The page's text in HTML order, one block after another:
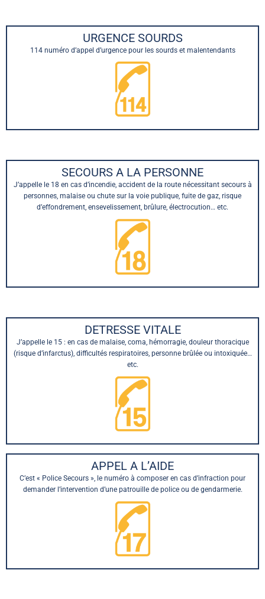
URGENCE SOURDS
114 numéro d’appel d’urgence pour les sourds et malentendants
SECOURS A LA PERSONNE
J’appelle le 18 en cas d’incendie, accident de la route nécessitant secours à
personnes, malaise ou chute sur la voie publique, fuite de gaz, risque
d’effondrement, ensevelissement, brûlure, électrocution… etc.
DETRESSE VITALE
J’appelle le 15 : en cas de malaise, coma, hémorragie, douleur thoracique
(risque d’infarctus), difficultés respiratoires, personne brûlée ou intoxiquée…
etc.
APPEL A L’AIDE
C’est « Police Secours », le numéro à composer en cas d’infraction pour
demander l’intervention d’une patrouille de police ou de gendarmerie.